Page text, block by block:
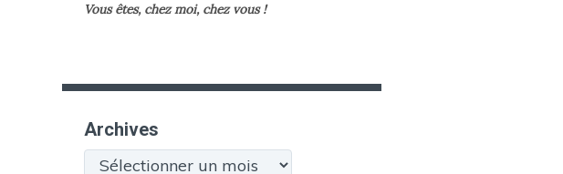
Vous êtes, chez moi, chez vous !
Archives
Archives